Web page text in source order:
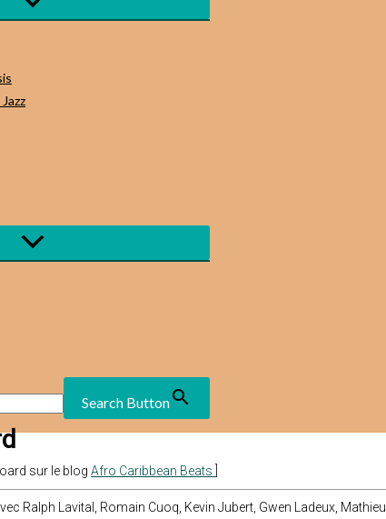
Search Button
sur le blog Afro Caribbean Beats
Ralph Lavital, Romain Cuoq, Kevin Jubert, Gwen Ladeux, Mathieu